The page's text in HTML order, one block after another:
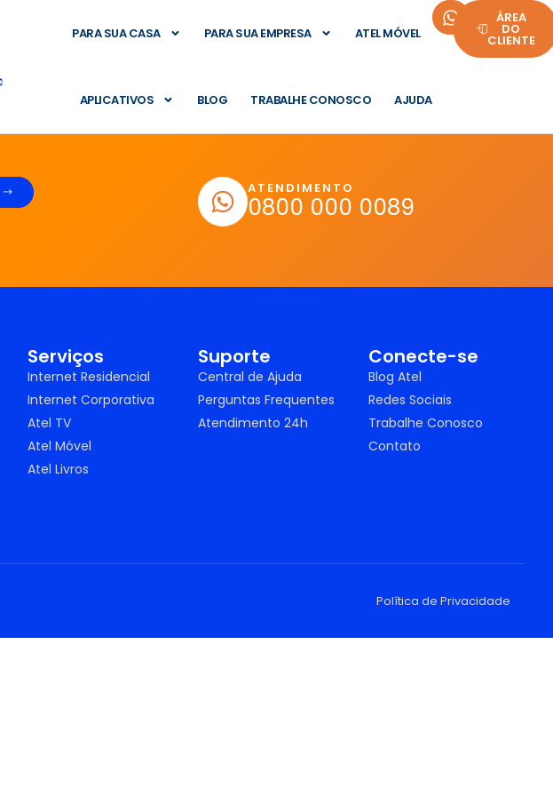
PARA SUA CASA PARA SUA EMPRESA ATEL MÓVEL
APLICATIVOS BLOG TRABALHE CONOSCO AJUDA
ÁREA
DO
CLIENTE
ATENDIMENTO
0800 000 0089
Serviços
Internet Residencial
Internet Corporativa
Atel TV
Atel Móvel
Atel Livros
Suporte
Central de Ajuda
Perguntas Frequentes
Atendimento 24h
Conecte-se
Blog Atel
Redes Sociais
Trabalhe Conosco
Contato
Política de Privacidade